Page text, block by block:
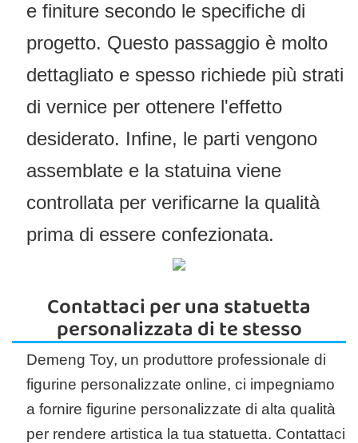
e finiture secondo le specifiche di
progetto. Questo passaggio è molto
dettagliato e spesso richiede più strati
di vernice per ottenere l'effetto
desiderato. Infine, le parti vengono
assemblate e la statuina viene
controllata per verificarne la qualità
prima di essere confezionata.
Contattaci per una statuetta
personalizzata di te stesso
Demeng Toy, un produttore professionale di
figurine personalizzate online, ci impegniamo
a fornire figurine personalizzate di alta qualità
per rendere artistica la tua statuetta. Contattaci